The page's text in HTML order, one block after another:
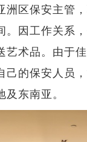
洲区保安主管
。因工作关系
艺术品。由于
己的保安人员
东南亚。